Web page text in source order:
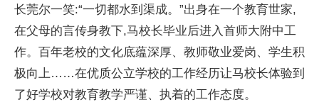
长莞尔一笑:“一切都水到渠成。”出身在一个教育世家,
在父母的言传身教下,马校长毕业后进入首师大附中工
作。 百年老校的文化底蕴深厚、教师敬业爱岗、学生积
极向上……在优质公立学校的工作经历让马校长体验到
了好学校对教育教学严谨、执着的工作态度。